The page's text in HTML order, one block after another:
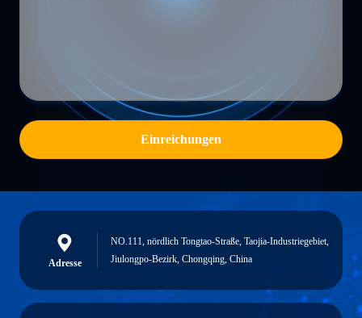
Einreichungen
Adresse
NO.111, nördlich Tongtao-Straße, Taojia-Industriegebiet,
Jiulongpo-Bezirk, Chongqing, China